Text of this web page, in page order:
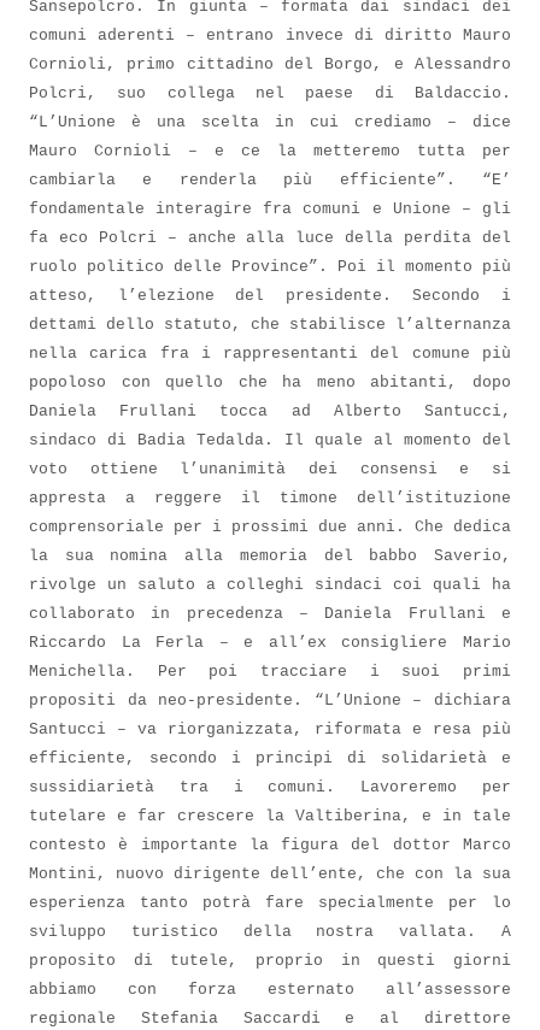
Sansepolcro. In giunta – formata dai sindaci dei
comuni aderenti – entrano invece di diritto Mauro
Cornioli, primo cittadino del Borgo, e Alessandro
Polcri, suo collega nel paese di Baldaccio.
“L’Unione è una scelta in cui crediamo – dice
Mauro Cornioli – e ce la metteremo tutta per
cambiarla e renderla più efficiente”. “E’
fondamentale interagire fra comuni e Unione – gli
fa eco Polcri – anche alla luce della perdita del
ruolo politico delle Province”. Poi il momento più
atteso, l’elezione del presidente. Secondo i
dettami dello statuto, che stabilisce l’alternanza
nella carica fra i rappresentanti del comune più
popoloso con quello che ha meno abitanti, dopo
Daniela Frullani tocca ad Alberto Santucci,
sindaco di Badia Tedalda. Il quale al momento del
voto ottiene l’unanimità dei consensi e si
appresta a reggere il timone dell’istituzione
comprensoriale per i prossimi due anni. Che dedica
la sua nomina alla memoria del babbo Saverio,
rivolge un saluto a colleghi sindaci coi quali ha
collaborato in precedenza – Daniela Frullani e
Riccardo La Ferla – e all’ex consigliere Mario
Menichella. Per poi tracciare i suoi primi
propositi da neo-presidente. “L’Unione – dichiara
Santucci – va riorganizzata, riformata e resa più
efficiente, secondo i principi di solidarietà e
sussidiarietà tra i comuni. Lavoreremo per
tutelare e far crescere la Valtiberina, e in tale
contesto è importante la figura del dottor Marco
Montini, nuovo dirigente dell’ente, che con la sua
esperienza tanto potrà fare specialmente per lo
sviluppo turistico della nostra vallata. A
proposito di tutele, proprio in questi giorni
abbiamo con forza esternato all’assessore
regionale Stefania Saccardi e al direttore